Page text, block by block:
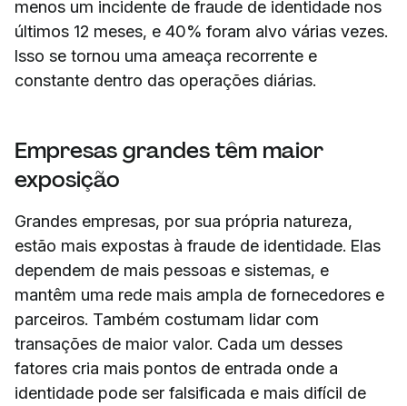
menos um incidente de fraude de identidade nos
últimos 12 meses, e 40% foram alvo várias vezes.
Isso se tornou uma ameaça recorrente e
constante dentro das operações diárias.
Empresas grandes têm maior
exposição
Grandes empresas, por sua própria natureza,
estão mais expostas à fraude de identidade. Elas
dependem de mais pessoas e sistemas, e
mantêm uma rede mais ampla de fornecedores e
parceiros. Também costumam lidar com
transações de maior valor. Cada um desses
fatores cria mais pontos de entrada onde a
identidade pode ser falsificada e mais difícil de